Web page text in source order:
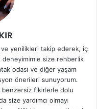
yenilikleri takip ederek, iç
deneyimimle size rehberlik
odası ve diğer yaşam
önerileri sunuyorum.
benzersiz fikirlerle dolu
size yardımcı olmayı